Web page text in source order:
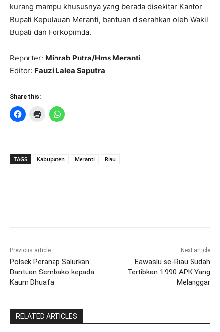
kurang mampu khususnya yang berada disekitar Kantor
Bupati Kepulauan Meranti, bantuan diserahkan oleh Wakil
Bupati dan Forkopimda.
Reporter: Mihrab Putra/Hms Meranti
Editor: Fauzi Lalea Saputra
Share this:
TAGS Kabupaten Meranti Riau
Previous article
Polsek Peranap Salurkan
Bantuan Sembako kepada
Kaum Dhuafa
Next article
Bawaslu se-Riau Sudah
Tertibkan 1.990 APK Yang
Melanggar
RELATED ARTICLES